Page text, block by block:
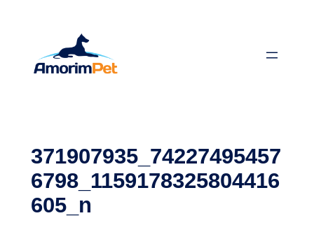
conteúdo
371907935_74227495457
6798_1159178325804416
605_n